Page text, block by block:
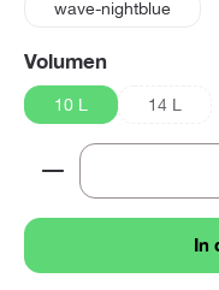
wave-nightblue
Volumenauswählen
10 L 14 L
Produkt Anzahl:
In